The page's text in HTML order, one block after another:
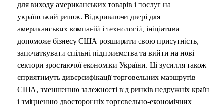
для виходу американських товарів і послуг на
український ринок. Відкриваючи двері для
американських компаній і технологій, ініціатива
допоможе бізнесу США розширити свою присутність,
започаткувати спільні підприємства та вийти на нові
сектори зростаючої економіки України. Ці зусилля також
сприятимуть диверсифікації торговельних маршрутів
США, зменшенню залежності від ринків недружніх країн
і зміцненню двосторонніх торговельно-економічних